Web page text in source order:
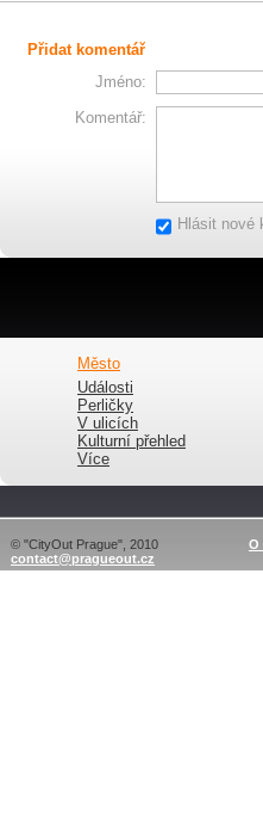
Přidat komentář
Jméno:
Komentář:
Hlásit nové
Město
Události
Perličky
V ulicích
Kulturní přehled
Více
© "CityOut Prague", 2010
contact@pragueout.cz
O